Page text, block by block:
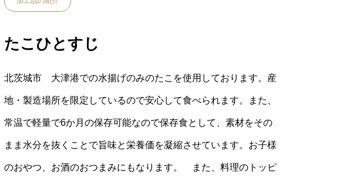
たこひとすじ
北茨城市 大津港での水揚げのみのたこを使用しております。産
地・製造場所を限定しているので安心して食べられます。また、
常温で軽量で6か月の保存可能なので保存食として、素材をその
まま水分を抜くことで旨味と栄養価を凝縮させています。お子様
のおやつ、お酒のおつまみにもなります。 また、料理のトッピ